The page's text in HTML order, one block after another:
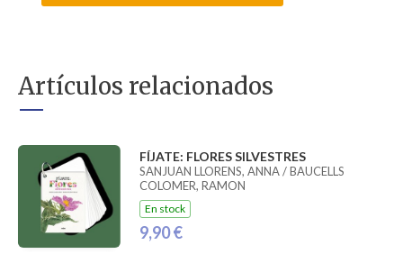
Artículos relacionados
FÍJATE: FLORES SILVESTRES
SANJUAN LLORENS, ANNA / BAUCELLS
COLOMER, RAMON
En stock
9,90 €